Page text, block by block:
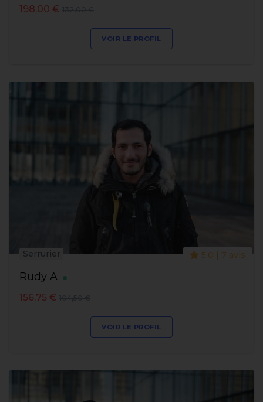
198,00 €
VOIR LE PROFIL
Rudy A.
Serrurier 5.0 | 7 avis
156,75 €
VOIR LE PROFIL